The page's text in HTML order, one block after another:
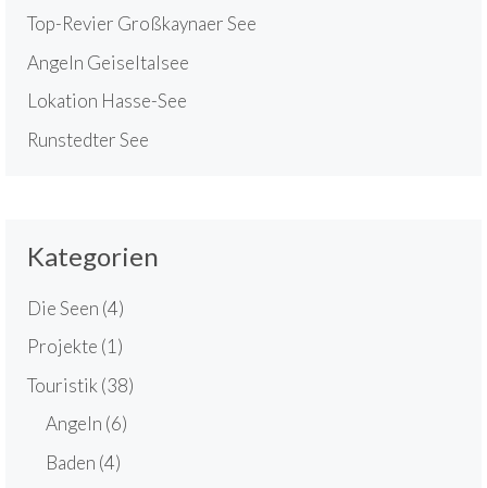
Top-Revier Großkaynaer See
Angeln Geiseltalsee
Lokation Hasse-See
Runstedter See
Kategorien
Die Seen (4)
Projekte (1)
Touristik (38)
Angeln (6)
Baden (4)